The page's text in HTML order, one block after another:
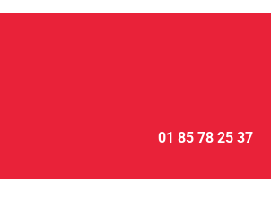
01 85 78 25 37